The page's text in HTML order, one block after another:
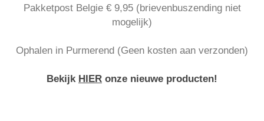
Pakketpost Belgie € 9,95 (brievenbuszending niet
mogelijk)
Ophalen in Purmerend (Geen kosten aan verzonden)
Bekijk HIER onze nieuwe producten!